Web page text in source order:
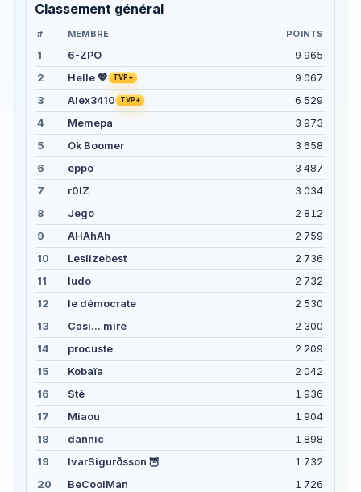
Classement général
# MEMBRE POINTS
1 6-ZPO
9 965
2
Helle 💖 TVP+
9 067
3
Alex3410 TVP+
6 529
4
Memepa
3 973
5
Ok Boomer
3 658
6
eppo
3 487
7
r0lZ
3 034
8
Jego
2 812
9
AHAhAh
2 759
10
Leslizebest
2 736
11
ludo
2 732
12
le démocrate
2 530
13
Casi... mire
2 300
14
procuste
2 209
15
Kobaïa
2 042
16
Sté
1 936
17
Miaou
1 904
18
dannic
1 898
19
IvarSigurðsson 🦉
1 732
20
BeCoolMan
1 726